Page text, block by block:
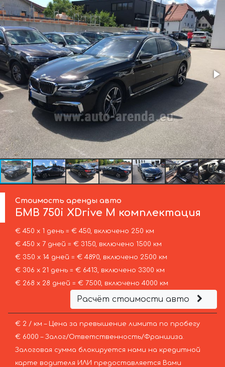
Стоимость аренды авто
БМВ 750i XDrive M комплектация
€ 450 х 1 день = € 450, включено 250 км
€ 450 х 7 дней = € 3150, включено 1500 км
€ 350 х 14 дней = € 4890, включено 2500 км
€ 306 х 21 день = € 6413, включено 3300 км
€ 268 х 28 дней = € 7500, включено 4000 км
Расчёт стоимости авто
€ 2 / км – Цена за превышение лимита по пробегу
€ 6000 – Залог/Ответственность/Франшиза.
Залоговая сумма блокируется нами на кредитной
карте водителя ИЛИ предоставляется Вами